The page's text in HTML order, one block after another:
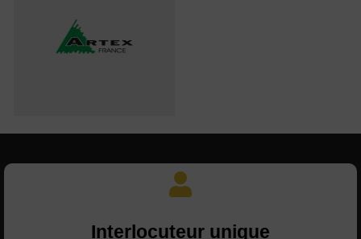
Interlocuteur unique